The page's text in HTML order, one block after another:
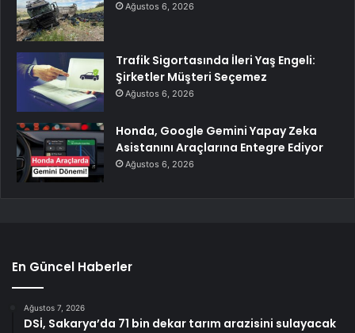
Ağustos 6, 2026
Trafik Sigortasında İleri Yaş Engeli:
Şirketler Müşteri Seçemez
Ağustos 6, 2026
Honda, Google Gemini Yapay Zeka
Asistanını Araçlarına Entegre Ediyor
Ağustos 6, 2026
En Güncel Haberler
Ağustos 7, 2026
DSİ, Sakarya’da 71 bin dekar tarım arazisini sulayacak